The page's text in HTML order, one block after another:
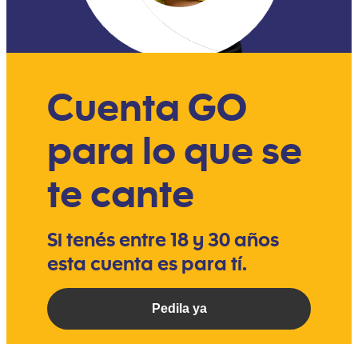
Cuenta GO
para lo que se
te cante
Si tenés entre 18 y 30 años
esta cuenta es para tí.
Pedila ya